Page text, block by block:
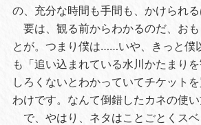
の、充分な時間も手間も、かけられる
要は、観る前からわかるのだ、おも
とが。つまり僕は……いや、きっと僕
も「追い込まれている水川かたまり
しろくないとわかっていてチケット
わけです。なんて倒錯したカネの使い
で、やはり、ネタはことごとくス